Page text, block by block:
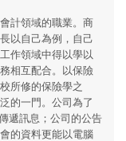
計領域的職業。商
以自己為例，自己
作領域中得以學以
相互配合。以保險
所修的保險學之
的一門。公司為了
遞訊息；公司的公告
的資料更能以電腦